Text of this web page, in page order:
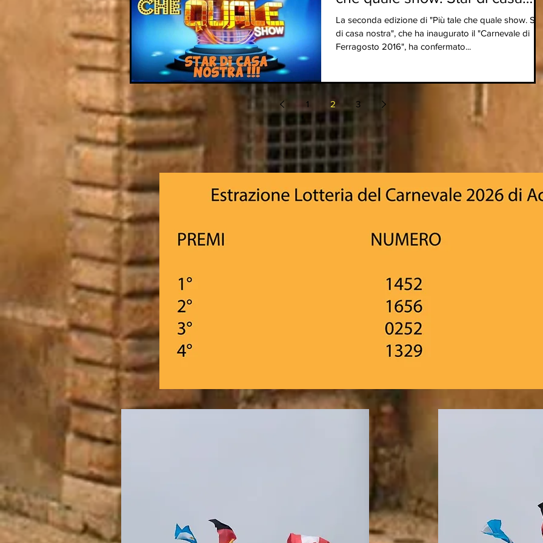
nostra"
La seconda edizione di "Più tale che quale show.
di casa nostra", che ha inaugurato il "Carnevale di
Ferragosto 2016", ha confermato...
1 2 3